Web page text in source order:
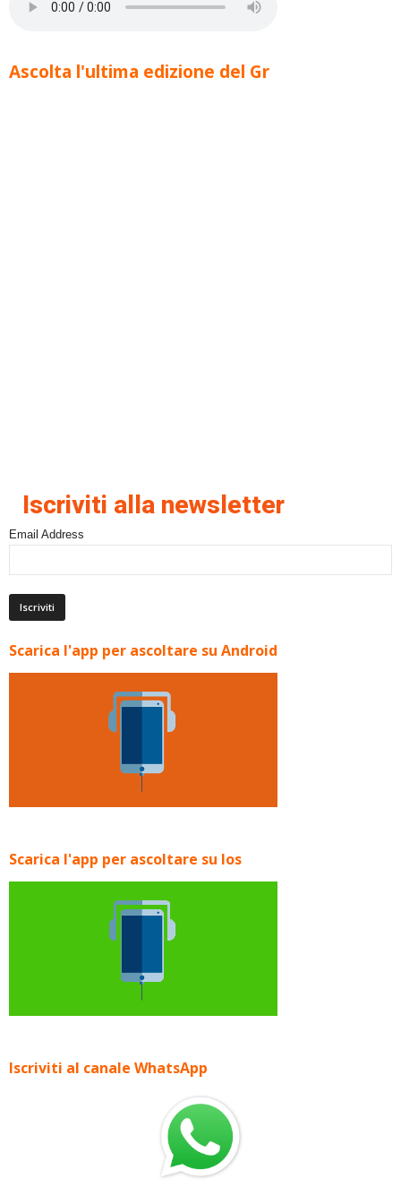
Ascolta l'ultima edizione del Gr
Iscriviti alla newsletter
Email Address
Scarica l'app per ascoltare su Android
Scarica l'app per ascoltare su Ios
Iscriviti al canale WhatsApp